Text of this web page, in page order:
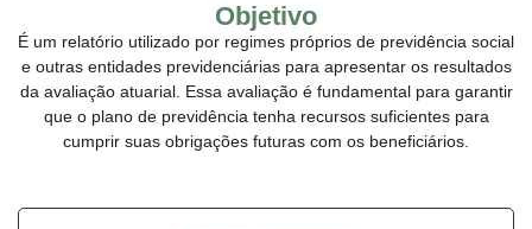
Objetivo
É um relatório utilizado por regimes próprios de previdência social
e outras entidades previdenciárias para apresentar os resultados
da avaliação atuarial. Essa avaliação é fundamental para garantir
que o plano de previdência tenha recursos suficientes para
cumprir suas obrigações futuras com os beneficiários.